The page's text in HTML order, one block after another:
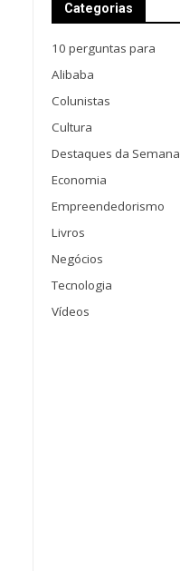
Categorias
10 perguntas para
Alibaba
Colunistas
Cultura
Destaques da Semana
Economia
Empreendedorismo
Livros
Negócios
Tecnologia
Vídeos